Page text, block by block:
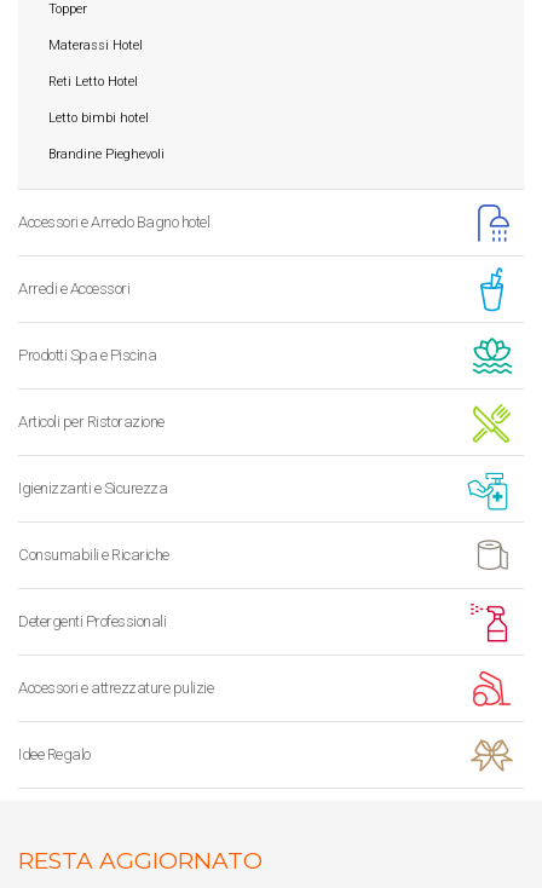
Topper
Materassi Hotel
Reti Letto Hotel
Letto bimbi hotel
Brandine Pieghevoli
Accessori e Arredo Bagno hotel
Arredi e Accessori
Prodotti Spa e Piscina
Articoli per Ristorazione
Igienizzanti e Sicurezza
Consumabili e Ricariche
Detergenti Professionali
Accessori e attrezzature pulizie
Idee Regalo
RESTA AGGIORNATO